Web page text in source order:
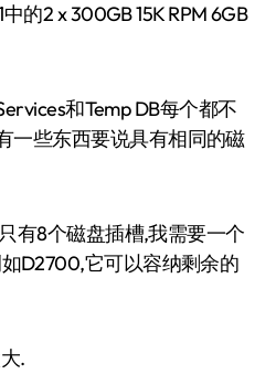
的2 x 300GB 15K RPM 6GB
和Temp DB每个都不
一些东西要说具有相同的磁
有8个磁盘插槽,我需要一个
D2700,它可以容纳剩余的
.